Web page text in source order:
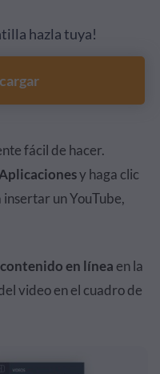
hazla tuya!
fácil de hacer.
Aplicacionesy haga clic
un YouTube,
en línea en la
video en el cuadro de